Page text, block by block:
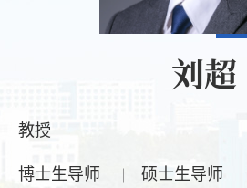
刘超
教授
博士生导师 硕士生导师